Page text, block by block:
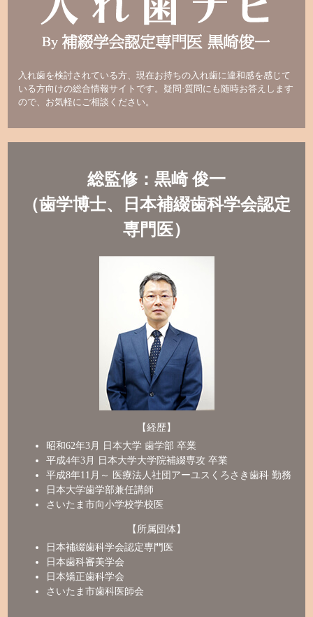
入れ歯を検討されている方、現在お持ちの入れ歯に違和感を感じて
いる方向けの総合情報サイトです。疑問·質問にも随時お答えします
ので、お気軽にご相談ください。
総監修：黒崎 俊一
（歯学博士、日本補綴歯科学会認定
専門医）
【経歴】
昭和62年3月 日本大学 歯学部 卒業
平成4年3月 日本大学大学院補綴専攻 卒業
平成8年11月～ 医療法人社団アーユスくろさき歯科 勤務
日本大学歯学部兼任講師
さいたま市向小学校学校医
【所属団体】
日本補綴歯科学会認定専門医
日本歯科審美学会
日本矯正歯科学会
さいたま市歯科医師会